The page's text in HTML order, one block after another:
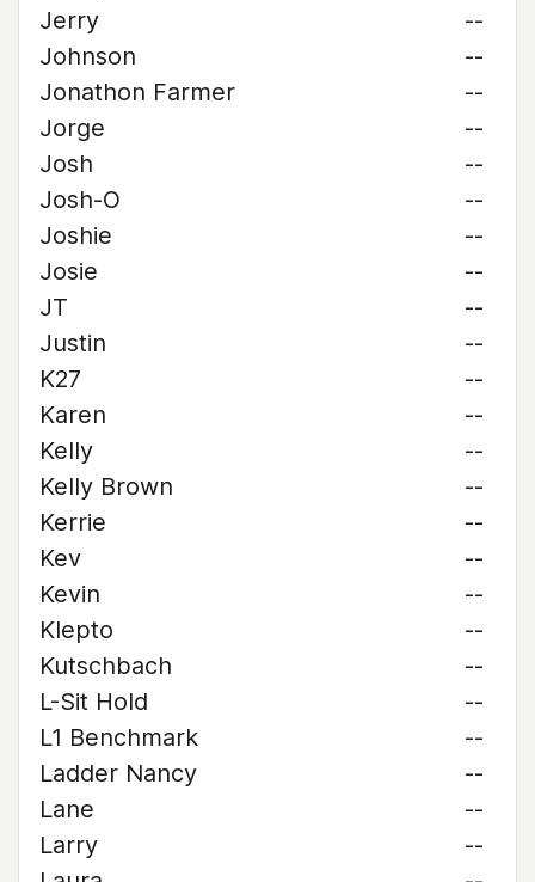
Jerry
--
Johnson
--
Jonathon Farmer
--
Jorge
--
Josh
--
Josh-O
--
Joshie
--
Josie
--
JT
--
Justin
--
K27
--
Karen
--
Kelly
--
Kelly Brown
--
Kerrie
--
Kev
--
Kevin
--
Klepto
--
Kutschbach
--
L-Sit Hold
--
L1 Benchmark
--
Ladder Nancy
--
Lane
--
Larry
--